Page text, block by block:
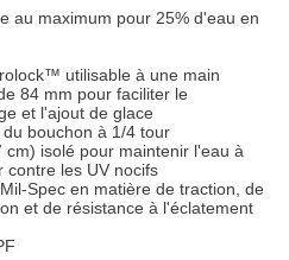
au maximum pour 25% d'eau en
utilisable à une main
84 mm pour faciliter le
et l'ajout de glace
bouchon à 1/4 tour
isolé pour maintenir l'eau à
contre les UV nocifs
Spec en matière de traction, de
et de résistance à l'éclatement